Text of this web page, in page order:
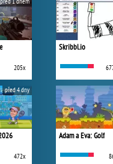
205x
472x
před 4 dny
Skribbl.io
Adam a Eva: Golf